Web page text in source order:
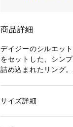
商品詳細
デイジーのシルエッ
をセットした、シン
詰め込まれたリング。
性別：レディース
サイズ詳細